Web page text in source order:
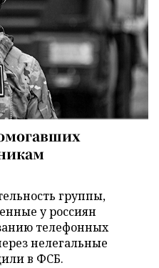
группы,
у россиян
телефонных
нелегальные
в ФСБ.